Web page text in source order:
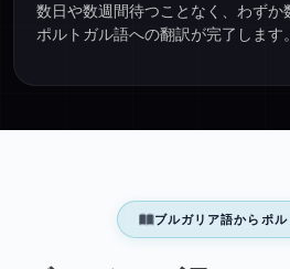
数日や数週間待つことなく、わずか
ポルトガル語への翻訳が完了します。
ブルガリア語からポ